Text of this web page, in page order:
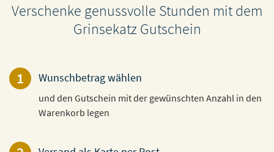
Verschenke genussvolle Stunden mit dem
Grinsekatz Gutschein
1 Wunschbetrag wählen
und den Gutschein mit der gewünschten Anzahl in den
Warenkorb legen